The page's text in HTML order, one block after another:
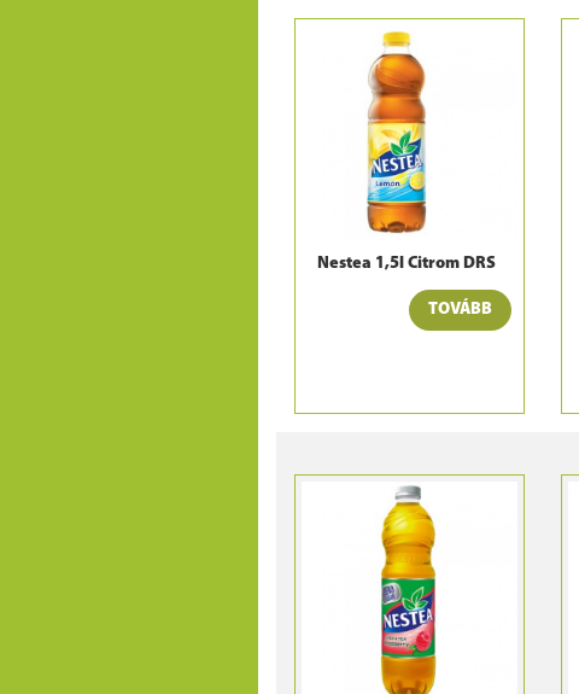
Nestea 1,5l Citrom DRS
TOVÁBB